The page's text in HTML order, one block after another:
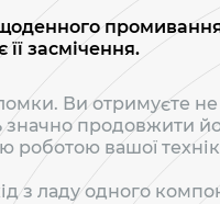
засмічення.
Ви отримуєте
значно продовжити
роботою вашої
з ладу одного